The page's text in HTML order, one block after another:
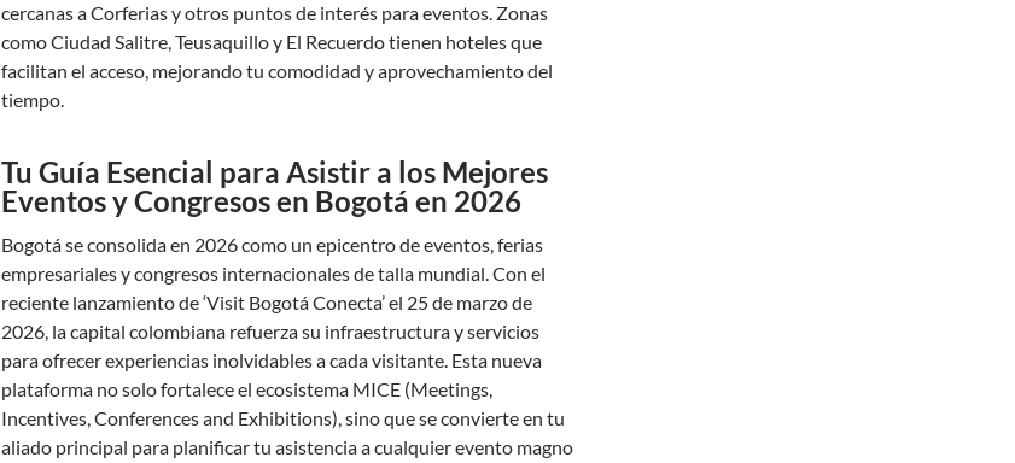
cercanas a Corferias y otros puntos de interés para eventos. Zonas
como Ciudad Salitre, Teusaquillo y El Recuerdo tienen hoteles que
facilitan el acceso, mejorando tu comodidad y aprovechamiento del
tiempo.
Tu Guía Esencial para Asistir a los Mejores
Eventos y Congresos en Bogotá en 2026
Bogotá se consolida en 2026 como un epicentro de eventos, ferias
empresariales y congresos internacionales de talla mundial. Con el
reciente lanzamiento de ‘Visit Bogotá Conecta’ el 25 de marzo de
2026, la capital colombiana refuerza su infraestructura y servicios
para ofrecer experiencias inolvidables a cada visitante. Esta nueva
plataforma no solo fortalece el ecosistema MICE (Meetings,
Incentives, Conferences and Exhibitions), sino que se convierte en tu
aliado principal para planificar tu asistencia a cualquier evento magno